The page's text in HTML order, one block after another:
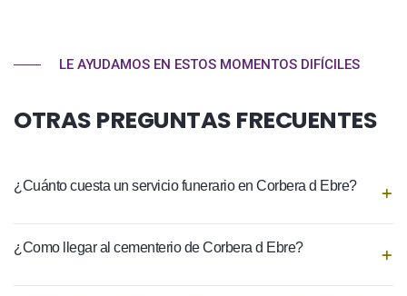
LE AYUDAMOS EN ESTOS MOMENTOS DIFÍCILES
OTRAS PREGUNTAS FRECUENTES
¿Cuánto cuesta un servicio funerario en Corbera d Ebre?
¿Como llegar al cementerio de Corbera d Ebre?